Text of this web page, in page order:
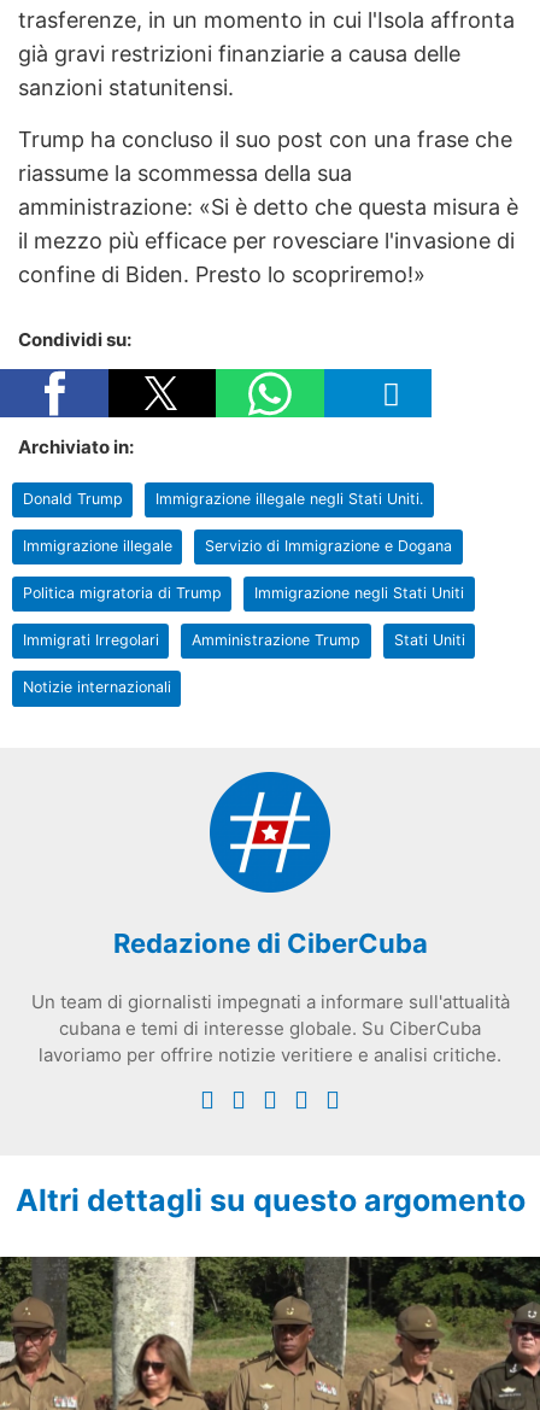
trasferenze, in un momento in cui l'Isola affronta
già gravi restrizioni finanziarie a causa delle
sanzioni statunitensi.
Trump ha concluso il suo post con una frase che
riassume la scommessa della sua
amministrazione: «Si è detto che questa misura è
il mezzo più efficace per rovesciare l'invasione di
confine di Biden. Presto lo scopriremo!»
Condividi su:
Archiviato in:
Donald Trump Immigrazione illegale negli Stati Uniti.
Immigrazione illegale Servizio di Immigrazione e Dogana
Politica migratoria di Trump Immigrazione negli Stati Uniti
Immigrati Irregolari Amministrazione Trump Stati Uniti
Notizie internazionali
Redazione di CiberCuba
Un team di giornalisti impegnati a informare sull'attualità
cubana e temi di interesse globale. Su CiberCuba
lavoriamo per offrire notizie veritiere e analisi critiche.
Altri dettagli su questo argomento